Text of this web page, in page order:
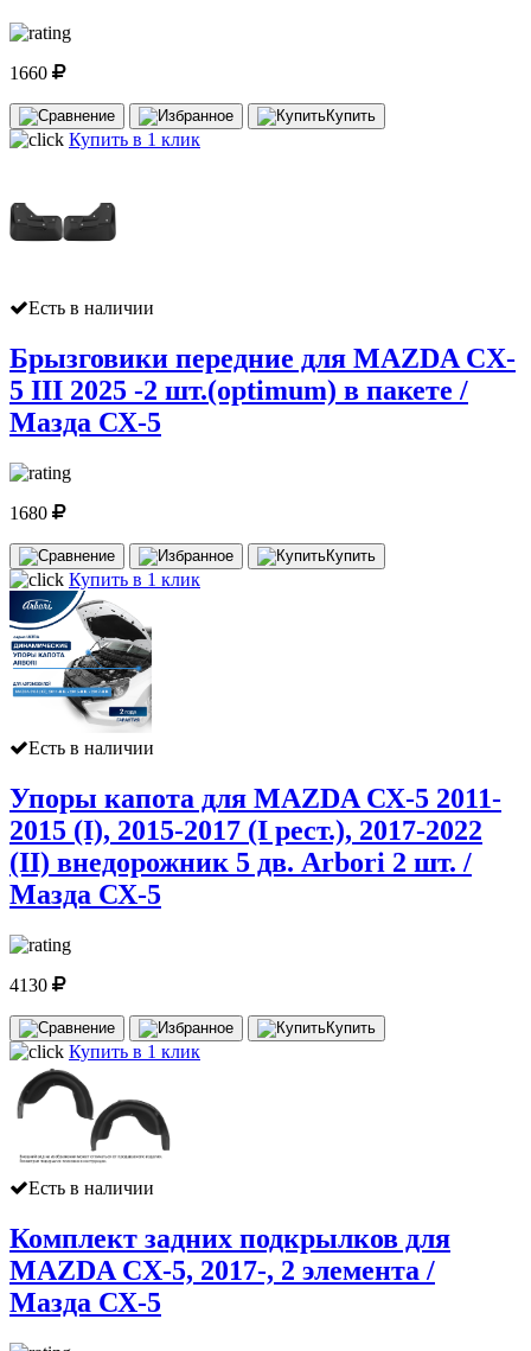
1660
Купить
Купить в 1 клик
Есть в наличии
Брызговики передние для MAZDA CX-
5 III 2025 -2 шт.(optimum) в пакете /
Мазда СХ-5
1680
Купить
Купить в 1 клик
Есть в наличии
Упоры капота для MAZDA СХ-5 2011-
2015 (I), 2015-2017 (I рест.), 2017-2022
(II) внедорожник 5 дв. Arbori 2 шт. /
Мазда СХ-5
4130
Купить
Купить в 1 клик
Есть в наличии
Комплект задних подкрылков для
MAZDA CX-5, 2017-, 2 элемента /
Мазда СХ-5